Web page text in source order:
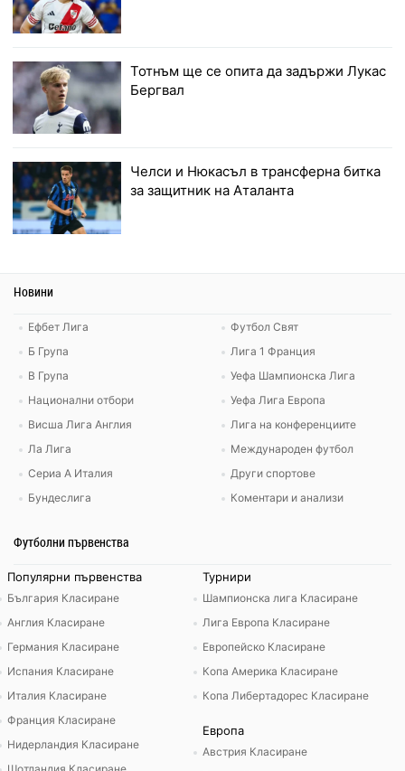
Тотнъм ще се опита да задържи Лукас
Бергвал
Челси и Нюкасъл в трансферна битка
за защитник на Аталанта
Новини
Ефбет Лига
Б Група
В Група
Национални отбори
Висша Лига Англия
Ла Лига
Сериа А Италия
Бундеслига
Футбол Свят
Лига 1 Франция
Уефа Шампионска Лига
Уефа Лига Европа
Лига на конференциите
Международен футбол
Други спортове
Коментари и анализи
Футболни първенства
Популярни първенства
България Класиране
Англия Класиране
Германия Класиране
Испания Класиране
Италия Класиране
Франция Класиране
Нидерландия Класиране
Турнири
Шампионска лига Класиране
Лига Европа Класиране
Европейско Класиране
Копа Америка Класиране
Копа Либертадорес Класиране
Европа
Австрия Класиране